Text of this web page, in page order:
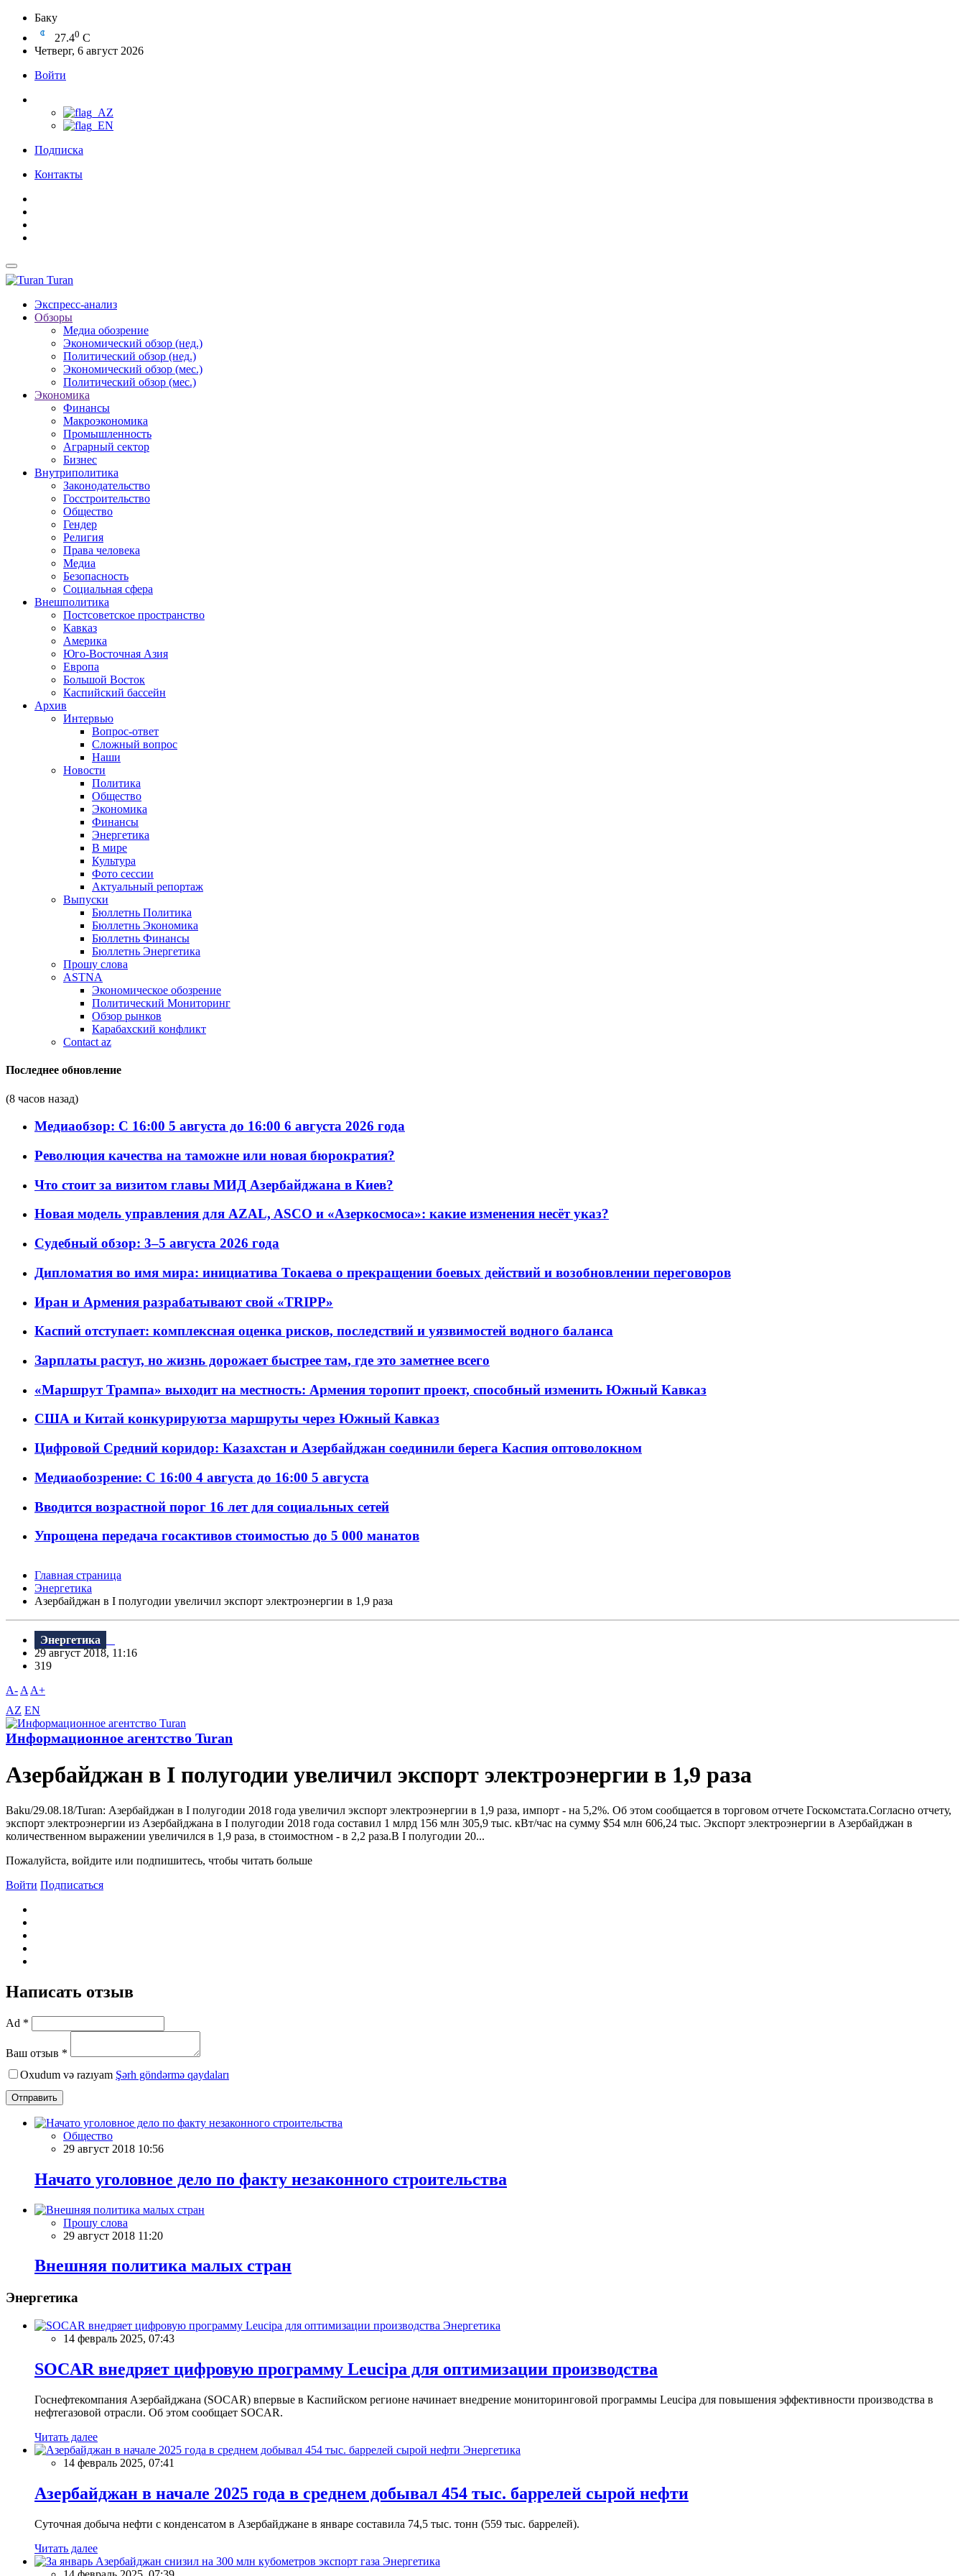
Баку
27.40 C
Четверг, 6 август 2026
Войти
Подписка
Контакты
Turan
Экспресс-анализ
Обзоры
Медиа обозрение
Экономический обзор (нед.)
Политический обзор (нед.)
Экономический обзор (мес.)
Политический обзор (мес.)
Экономика
Финансы
Макроэкономика
Промышленность
Аграрный сектор
Бизнес
Внутриполитика
Законодательство
Госстроительство
Общество
Гендер
Религия
Права человека
Медиа
Безопасность
Социальная сфера
Внешполитика
Постсоветское пространство
Кавказ
Америка
Юго-Восточная Азия
Европа
Большой Восток
Каспийский бассейн
Архив
Интервью
Вопрос-ответ
Сложный вопрос
Наши
Новости
Политика
Общество
Экономика
Финансы
Энергетика
В мире
Культура
Фото сессии
Актуальный репортаж
Выпуски
Бюллетнь Политика
Бюллетнь Экономика
Бюллетнь Финансы
Бюллетнь Энергетика
Прошу слова
ASTNA
Экономическое обозрение
Политический Мониторинг
Обзор рынков
Карабахский конфликт
Contact az
Последнее обновление
(8 часов назад)
Медиаобзор: С 16:00 5 августа до 16:00 6 августа 2026 года
Революция качества на таможне или новая бюрократия?
Что стоит за визитом главы МИД Азербайджана в Киев?
Новая модель управления для AZAL, ASCO и «Азеркосмоса»: какие изменения несёт указ?
Судебный обзор: 3–5 августа 2026 года
Дипломатия во имя мира: инициатива Токаева о прекращении боевых действий и возобновлении переговоров
Иран и Армения разрабатывают свой «TRIPP»
Каспий отступает: комплексная оценка рисков, последствий и уязвимостей водного баланса
Зарплаты растут, но жизнь дорожает быстрее там, где это заметнее всего
«Маршрут Трампа» выходит на местность: Армения торопит проект, способный изменить Южный Кавказ
США и Китай конкурируютза маршруты через Южный Кавказ
Цифровой Средний коридор: Казахстан и Азербайджан соединили берега Каспия оптоволокном
Медиаобозрение: С 16:00 4 августа до 16:00 5 августа
Вводится возрастной порог 16 лет для социальных сетей
Упрощена передача госактивов стоимостью до 5 000 манатов
Главная страница
Энергетика
Азербайджан в I полугодии увеличил экспорт электроэнергии в 1,9 раза
Энергетика
29 август 2018, 11:16
319
A- A A+
AZ EN
Информационное агентство Turan
Азербайджан в I полугодии увеличил экспорт электроэнергии в 1,9 раза
Baku/29.08.18/Turan: Азербайджан в I полугодии 2018 года увеличил экспорт электроэнергии в 1,9 раза, импорт - на 5,2%. Об этом сообщается в торговом отчете Госкомстата.Согласно отчету,
экспорт электроэнергии из Азербайджана в I полугодии 2018 года составил 1 млрд 156 млн 305,9 тыс. кBт/час на сумму $54 млн 606,24 тыс. Экспорт электроэнергии в Азербайджан в
количественном выражении увеличился в 1,9 раза, в стоимостном - в 2,2 раза.B I полугодии 20...
Пожалуйста, войдите или подпишитесь, чтобы читать больше
Войти Подписаться
Написать отзыв
Ad *
Ваш отзыв *
Oxudum və razıyam Şərh göndərmə qaydaları
Отправить
Общество
29 август 2018 10:56
Начато уголовное дело по факту незаконного строительства
Прошу слова
29 август 2018 11:20
Внешняя политика малых стран
Энергетика
Энергетика
14 февраль 2025, 07:43
SOCAR внедряет цифровую программу Leucipa для оптимизации производства
Госнефтекомпания Азербайджана (SOCAR) впервые в Каспийском регионе начинает внедрение мониторинговой программы Leucipa для повышения эффективности производства в
нефтегазовой отрасли. Об этом сообщает SOCAR.
Читать далее
Энергетика
14 февраль 2025, 07:41
Азербайджан в начале 2025 года в среднем добывал 454 тыс. баррелей сырой нефти
Суточная добыча нефти с конденсатом в Азербайджане в январе составила 74,5 тыс. тонн (559 тыс. баррелей).
Читать далее
Энергетика